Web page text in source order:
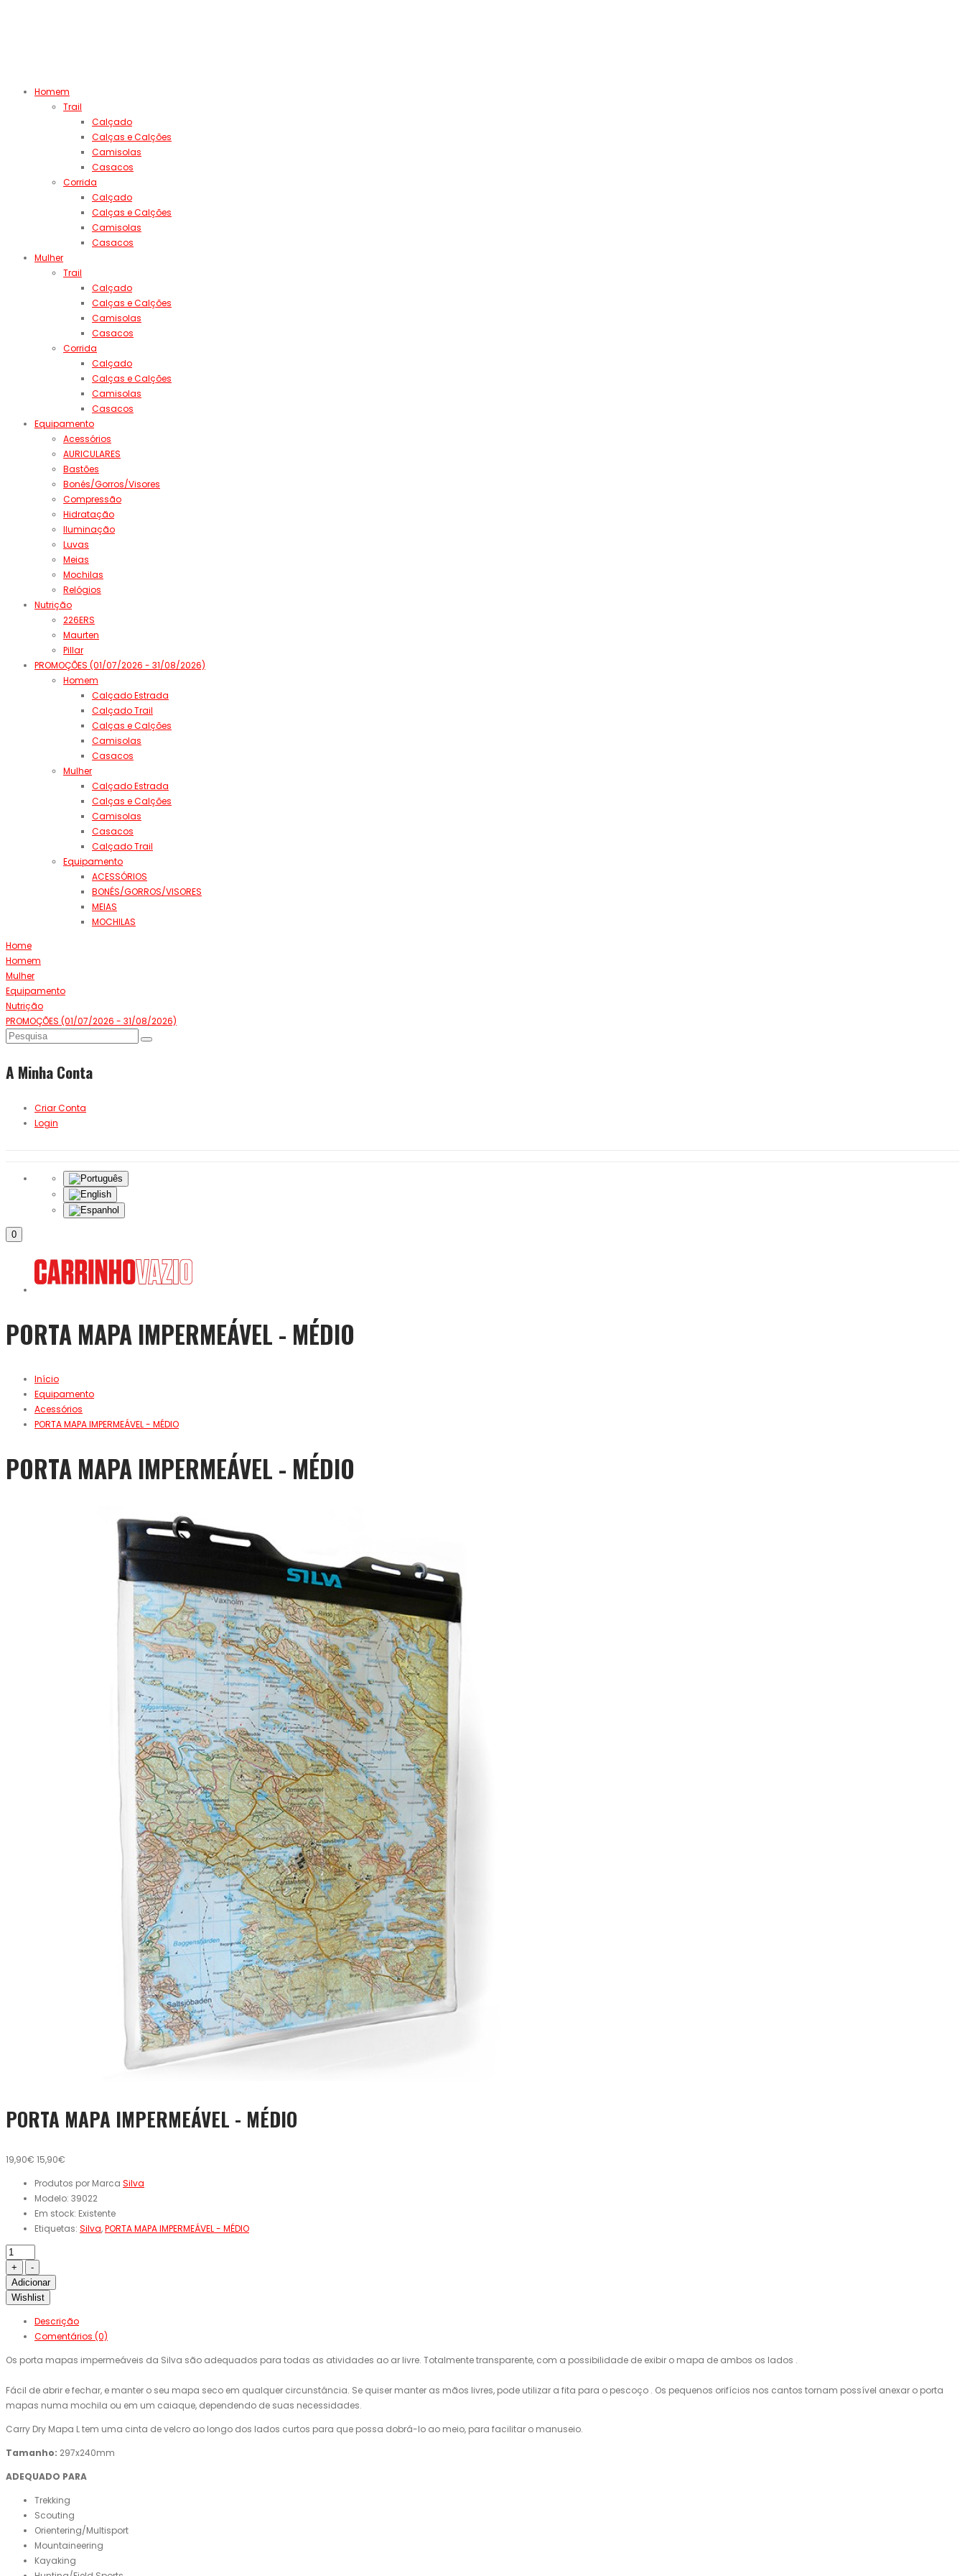
Homem
Trail
Calçado
Calças e Calções
Camisolas
Casacos
Corrida
Calçado
Calças e Calções
Camisolas
Casacos
Mulher
Trail
Calçado
Calças e Calções
Camisolas
Casacos
Corrida
Calçado
Calças e Calções
Camisolas
Casacos
Equipamento
Acessórios
AURICULARES
Bastões
Bonés/Gorros/Visores
Compressão
Hidratação
Iluminação
Luvas
Meias
Mochilas
Relógios
Nutrição
226ERS
Maurten
Pillar
PROMOÇÕES (01/07/2026 - 31/08/2026)
Homem
Calçado Estrada
Calçado Trail
Calças e Calções
Camisolas
Casacos
Mulher
Calçado Estrada
Calças e Calções
Camisolas
Casacos
Calçado Trail
Equipamento
ACESSÓRIOS
BONÉS/GORROS/VISORES
MEIAS
MOCHILAS
Home
Homem
Mulher
Equipamento
Nutrição
PROMOÇÕES (01/07/2026 - 31/08/2026)
A Minha Conta
Criar Conta
Login
0
PORTA MAPA IMPERMEÁVEL - MÉDIO
Início
Equipamento
Acessórios
PORTA MAPA IMPERMEÁVEL - MÉDIO
PORTA MAPA IMPERMEÁVEL - MÉDIO
PORTA MAPA IMPERMEÁVEL - MÉDIO
19,90€ 15,90€
Produtos por Marca Silva
Modelo: 39022
Em stock: Existente
Etiquetas: Silva,PORTA MAPA IMPERMEÁVEL - MÉDIO
Adicionar
Wishlist
Descrição
Comentários (0)
Os porta mapas impermeáveis da Silva são ​​adequados para todas as atividades ao ar livre. Totalmentetransparente, com a possibilidade de exibir o mapa de ambos os lados .
Fácil de abrir e fechar, e manter o seu mapa seco em qualquer circunstância. Se quiser manter as mãos livres, pode utilizar a fita para o pescoço . Os pequenos orifícios nos cantos tornam possível anexar o porta
mapas numa mochila ou em um caiaque, dependendo de suas necessidades.
Carry Dry Mapa Ltem uma cinta develcro ao longo dos lados curtos para que possa dobrá-lo ao meio, para facilitar o manuseio.
Tamanho: 297x240mm
ADEQUADO PARA
Trekking
Scouting
Orientering/Multisport
Mountaineering
Kayaking